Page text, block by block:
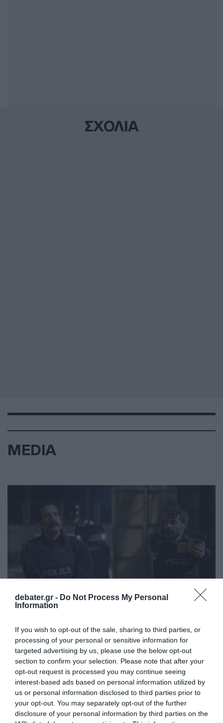
debater.gr - Do Not Process My Personal
Information
If you wish to opt-out of the sale, sharing to third parties, or
processing of your personal or sensitive information for
targeted advertising by us, please use the below opt-out
section to confirm your selection. Please note that after your
opt-out request is processed you may continue seeing
interest-based ads based on personal information utilized by
us or personal information disclosed to third parties prior to
your opt-out. You may separately opt-out of the further
disclosure of your personal information by third parties on the
ΣΧΟΛΙΑ
MEDIA
MEDIA
«Έτερος Εγώ: Κάθαρσις»: Μην
χάσετε το συγκλονιστικό τελευταίο
επεισόδιο του 2ου κύκλου – Απόψε
στον ΑΝΤ1
Μια αφόρητη νίκη περιμένει τους Ήρωες μας – Δάκρυα και
συγκίνηση